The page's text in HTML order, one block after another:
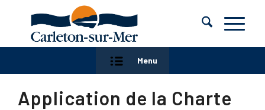
Menu
Application de la Charte